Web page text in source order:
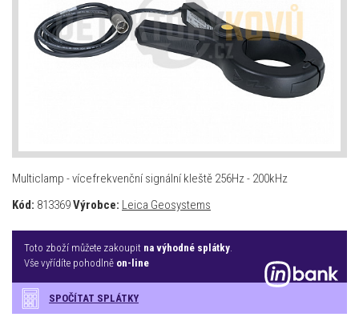
Multiclamp - vícefrekvenční signální kleště 256Hz - 200kHz
Kód: 813369Výrobce: Leica Geosystems
Toto zboží můžete zakoupit na výhodné splátky
Vše vyřídíte pohodlně on-line
SPOČÍTAT SPLÁTKY